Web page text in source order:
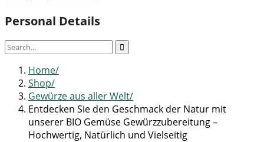
Personal Details
Home
Shop
Gewürze aus aller Welt
Entdecken Sie den Geschmack der Natur mit
unserer BIO Gemüse Gewürzzubereitung –
Hochwertig, Natürlich und Vielseitig